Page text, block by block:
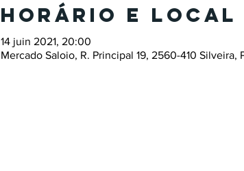
Horário e local
14 juin 2021, 20:00
Mercado Saloio, R. Principal 19, 2560-410 Silveira,